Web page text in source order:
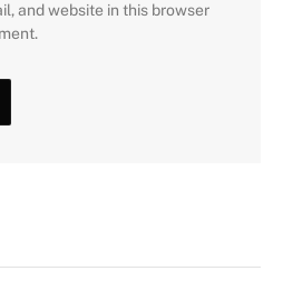
and website in this browser